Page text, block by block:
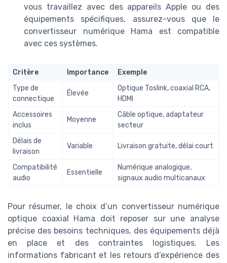
vous travaillez avec des appareils Apple ou des
équipements spécifiques, assurez-vous que le
convertisseur numérique Hama est compatible
avec ces systèmes.
Critère Importance
Exemple
Type de
connectique
Élevée
Optique Toslink, coaxial RCA,
HDMI
Accessoires
inclus
Moyenne
Câble optique, adaptateur
secteur
Délais de
livraison
Variable Livraison gratuite, délai court
Compatibilité
audio
Essentielle
Numérique analogique,
signaux audio multicanaux
Pour résumer, le choix d’un convertisseur numérique
optique coaxial Hama doit reposer sur une analyse
précise des besoins techniques, des équipements déjà
en place et des contraintes logistiques. Les
informations fabricant et les retours d’expérience des